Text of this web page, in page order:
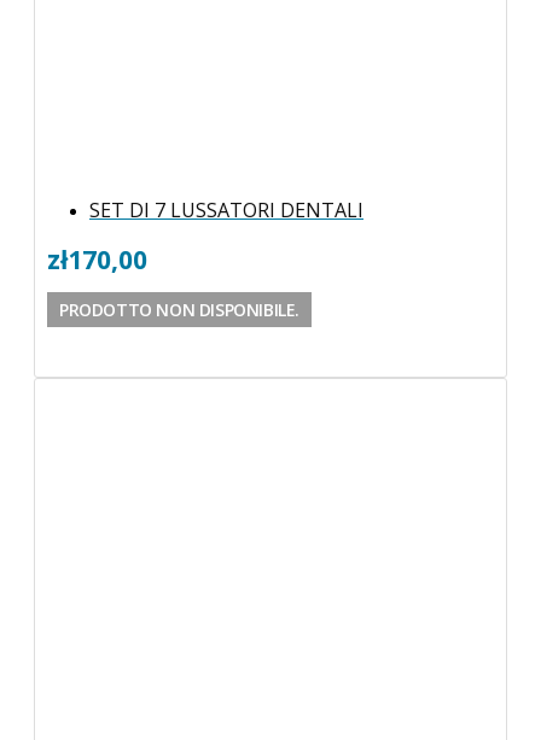
SET DI 7 LUSSATORI DENTALI
zł170,00
PRODOTTO NON DISPONIBILE.